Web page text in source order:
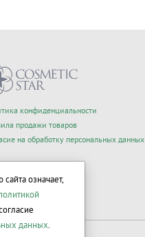
конфиденциальности
продажи товаров
на обработку персональных данных
означает,
данных.